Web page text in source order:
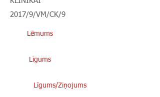
2017/9/VM/CK/9
Lēmums
Līgums
Līgums/Ziņojums